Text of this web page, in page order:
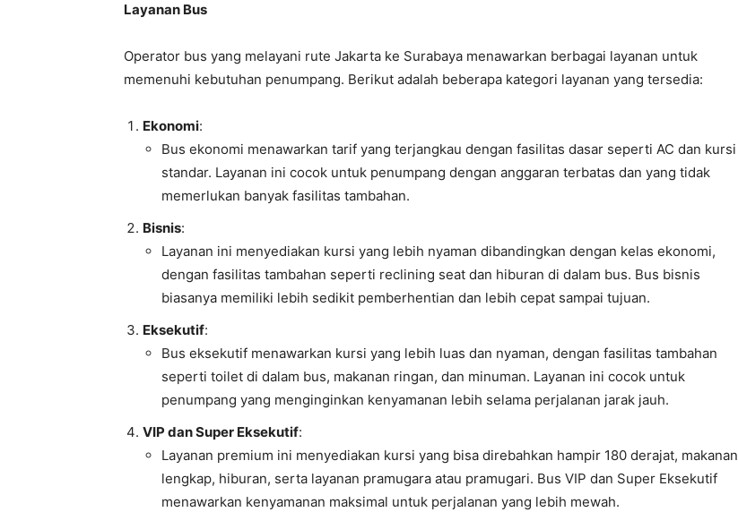
Layanan Bus
Operator bus yang melayani rute Jakarta ke Surabaya menawarkan berbagai layanan untuk
memenuhi kebutuhan penumpang. Berikut adalah beberapa kategori layanan yang tersedia:
Ekonomi:
Bus ekonomi menawarkan tarif yang terjangkau dengan fasilitas dasar seperti AC dan kursi
standar. Layanan ini cocok untuk penumpang dengan anggaran terbatas dan yang tidak
memerlukan banyak fasilitas tambahan.
Bisnis:
Layanan ini menyediakan kursi yang lebih nyaman dibandingkan dengan kelas ekonomi,
dengan fasilitas tambahan seperti reclining seat dan hiburan di dalam bus. Bus bisnis
biasanya memiliki lebih sedikit pemberhentian dan lebih cepat sampai tujuan.
Eksekutif:
Bus eksekutif menawarkan kursi yang lebih luas dan nyaman, dengan fasilitas tambahan
seperti toilet di dalam bus, makanan ringan, dan minuman. Layanan ini cocok untuk
penumpang yang menginginkan kenyamanan lebih selama perjalanan jarak jauh.
VIP dan Super Eksekutif:
Layanan premium ini menyediakan kursi yang bisa direbahkan hampir 180 derajat, makanan
lengkap, hiburan, serta layanan pramugara atau pramugari. Bus VIP dan Super Eksekutif
menawarkan kenyamanan maksimal untuk perjalanan yang lebih mewah.